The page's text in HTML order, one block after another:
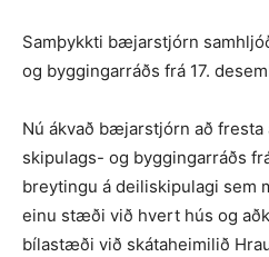
Samþykkti bæjarstjórn
og byggingarráðs frá 17.
Nú ákvað bæjarstjórn að
skipulags- og byggingarráðs
breytingu á deiliskipulagi sem
einu stæði við hvert hús og
bílastæði við skátaheimilið